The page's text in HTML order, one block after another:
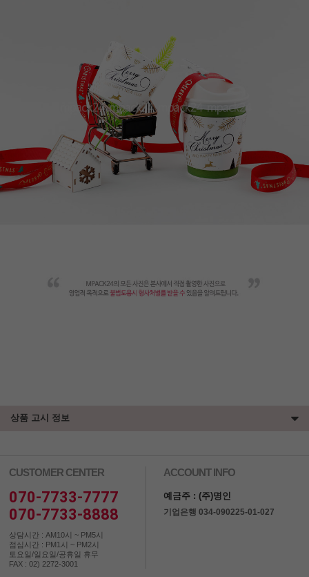
상품 고시 정보
CUSTOMER CENTER
070-7733-7777
070-7733-8888
상담시간 : AM10시 ~ PM5시
점심시간 : PM1시 ~ PM2시
토요일/일요일/공휴일 휴무
FAX : 02) 2272-3001
ACCOUNT INFO
예금주 : (주)명인
기업은행 034-090225-01-027